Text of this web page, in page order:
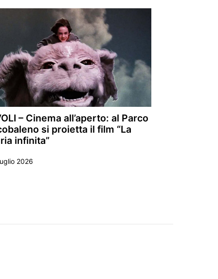
– Cinema all’aperto: al Parco
si proietta il film “La
infinita”
2026